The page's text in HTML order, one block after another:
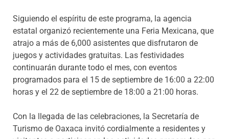
Siguiendo el espíritu de este programa, la agencia
estatal organizó recientemente una Feria Mexicana, que
atrajo a más de 6,000 asistentes que disfrutaron de
juegos y actividades gratuitas. Las festividades
continuarán durante todo el mes, con eventos
programados para el 15 de septiembre de 16:00 a 22:00
horas y el 22 de septiembre de 18:00 a 21:00 horas.
Con la llegada de las celebraciones, la Secretaría de
Turismo de Oaxaca invitó cordialmente a residentes y